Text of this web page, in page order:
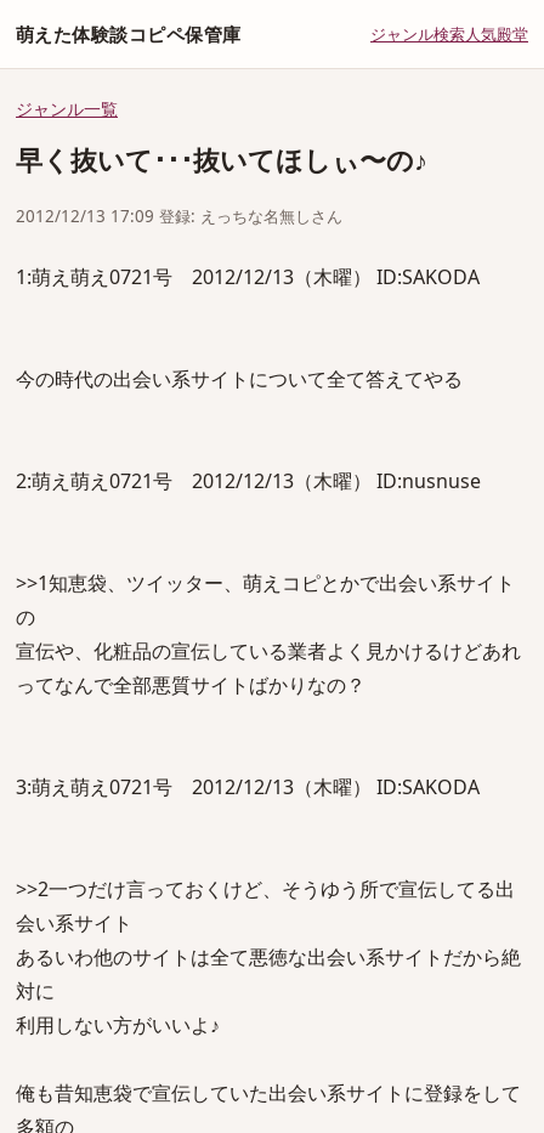
萌えた体験談コピペ保管庫 ジャンル検索人気殿堂
ジャンル一覧
早く抜いて･･･抜いてほしぃ〜の♪
2012/12/13 17:09 登録: えっちな名無しさん
1:萌え萌え0721号 2012/12/13（木曜） ID:SAKODA
今の時代の出会い系サイトについて全て答えてやる
2:萌え萌え0721号 2012/12/13（木曜） ID:nusnuse
>>1知恵袋、ツイッター、萌えコピとかで出会い系サイト
の
宣伝や、化粧品の宣伝している業者よく見かけるけどあれ
ってなんで全部悪質サイトばかりなの？
3:萌え萌え0721号 2012/12/13（木曜） ID:SAKODA
>>2一つだけ言っておくけど、そうゆう所で宣伝してる出
会い系サイト
あるいわ他のサイトは全て悪徳な出会い系サイトだから絶
対に
利用しない方がいいよ♪
俺も昔知恵袋で宣伝していた出会い系サイトに登録をして
多額の